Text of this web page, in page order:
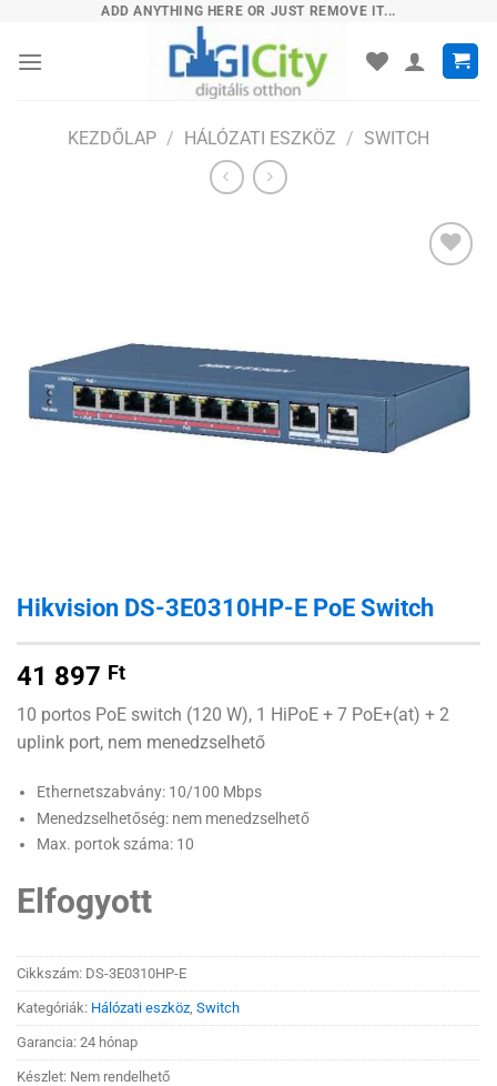
content
ADD ANYTHING HERE OR JUST REMOVE IT...
KEZDŐLAP / HÁLÓZATI ESZKÖZ / SWITCH
Hikvision DS-3E0310HP-E PoE Switch
41 897 Ft
10 portos PoE switch (120 W), 1 HiPoE + 7 PoE+(at) + 2
uplink port, nem menedzselhető
Ethernetszabvány: 10/100 Mbps
Menedzselhetőség: nem menedzselhető
Max. portok száma: 10
Elfogyott
Cikkszám: DS-3E0310HP-E
Kategóriák: Hálózati eszköz Switch
Garancia: 24 hónap
Készlet: Nem rendelhető